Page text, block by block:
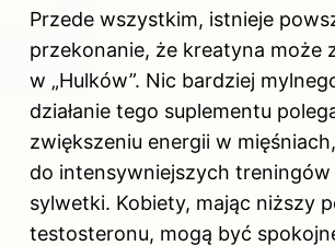
Przede wszystkim, istnieje
przekonanie, że kreatyna może
w „Hulków”. Nic bardziej
działanie tego suplementu
zwiększeniu energii w
do intensywniejszych
sylwetki. Kobiety, mając niższy
testosteronu, mogą być